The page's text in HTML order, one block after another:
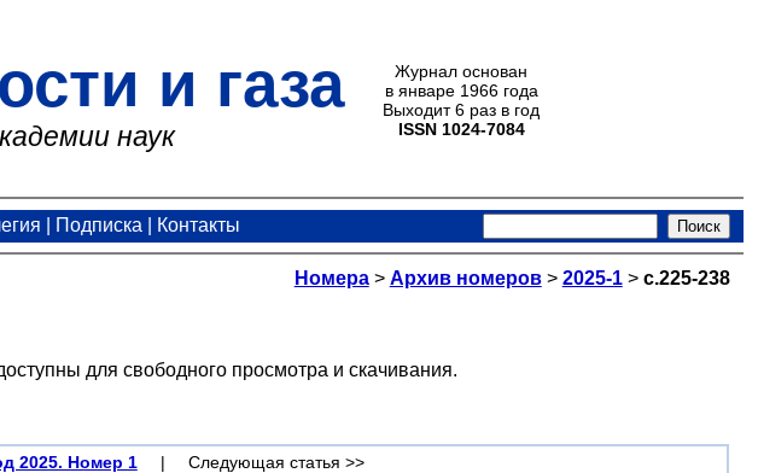
и газа
наук
Журнал основан
в январе 1966 года
Выходит 6 раз в год
ISSN 1024-7084
Подписка Контакты
Номера> Архив номеров> 2025-1> с.225-238
для свободного просмотра и скачивания.
2025. Номер 1 | Следующая статья >>